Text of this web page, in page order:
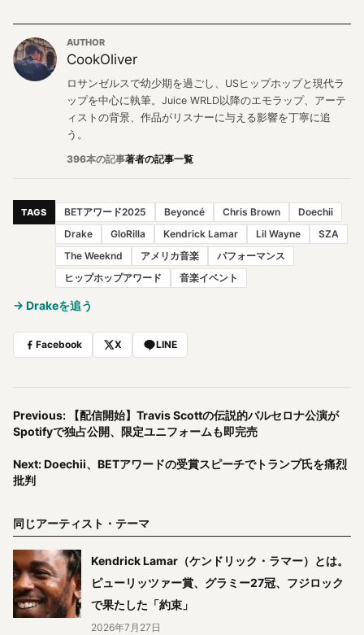
AUTHOR
CookOliver
ロサンゼルスで幼少期を過ごし、USヒップホップと現代ラ
ップを中心に執筆。Juice WRLD以降のエモラップ、アーテ
ィストの背景、作品がリスナーに与える影響を丁寧に追
う。
396本の記事著者の記事一覧
TAGS BETアワード2025 Beyoncé Chris Brown
Doechii
Drake
GloRilla Kendrick Lamar Lil Wayne
SZA
The Weeknd
アメリカ音楽
パフォーマンス
ヒップホップアワード
音楽イベント
→ Drakeを追う
Facebook X LINE
Previous: 【配信開始】Travis Scottの伝説的バルセロナ公演が
Spotifyで独占公開、限定ユニフォームも即完売
Next: Doechii、BETアワードの受賞スピーチでトランプ氏を痛烈
批判
同じアーティスト・テーマ
Kendrick Lamar（ケンドリック・ラマー）とは。
ピューリッツァー賞、グラミー27冠、フジロック
で果たした「約束」
2026年7月27日